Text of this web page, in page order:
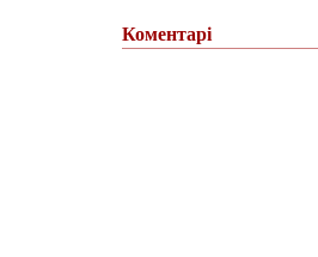
Коментарі